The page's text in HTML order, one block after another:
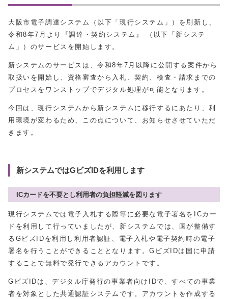
大阪市電子調達システム（以下「現行システム」）を刷新し、
令和8年7月より『調達・契約システム』 （以下「新システ
ム」）のサービスを開始します。
新システムのサービスは、令和8年7月以降に公開する案件から
取扱いを開始し、資格審査から入札、契約、検査・請求までの
プロセスをワンストップでデジタル処理が可能となります。
今回は、現行システムから新システムに移行するにあたり、利
用環境が変わるため、この点について、お知らせさせていただ
きます。
新システムではGビズIDを利用します
ICカードを不要とし利用者の負担軽減を図ります
現行システムでは電子入札する際等に必要な電子署名をICカー
ドを利用して行っていましたが、新システムでは、国が整備す
るGビズIDを利用し利用者認証、電子入札や電子契約時の電子
署名を行うことができることとなります。GビズIDは国に申請
することで無料で発行できるアカウントです。
GビズIDは、デジタル庁発行の事業者向けIDで、すべての事業
者を対象とした共通認証システムです。アカウントを作成する